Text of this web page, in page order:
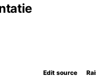
Edit source